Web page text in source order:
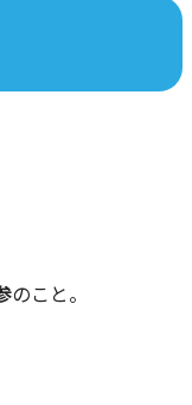
のこと。